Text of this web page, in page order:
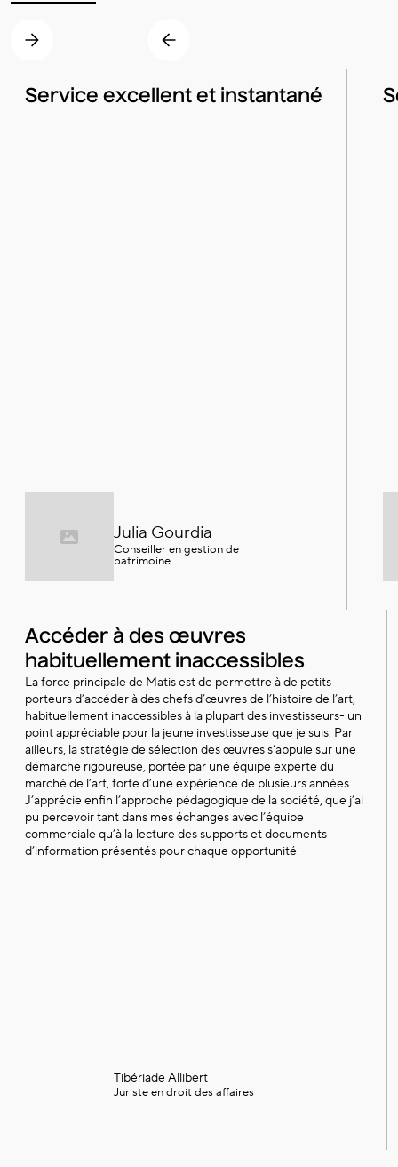
Service excellent et instantané
Julia Gourdia
Conseiller en gestion de
patrimoine
Accéder à des œuvres
habituellement inaccessibles
La force principale de Matis est de permettre à de petits
porteurs d’accéder à des chefs d’œuvres de l’histoire de l’art,
habituellement inaccessibles à la plupart des investisseurs- un
point appréciable pour la jeune investisseuse que je suis. Par
ailleurs, la stratégie de sélection des œuvres s’appuie sur une
démarche rigoureuse, portée par une équipe experte du
marché de l’art, forte d’une expérience de plusieurs années.
J’apprécie enfin l’approche pédagogique de la société, que j’ai
pu percevoir tant dans mes échanges avec l’équipe
commerciale qu’à la lecture des supports et documents
d’information présentés pour chaque opportunité.
Tibériade Allibert
Juriste en droit des affaires